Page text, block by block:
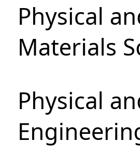
Physical
Materials
Physical